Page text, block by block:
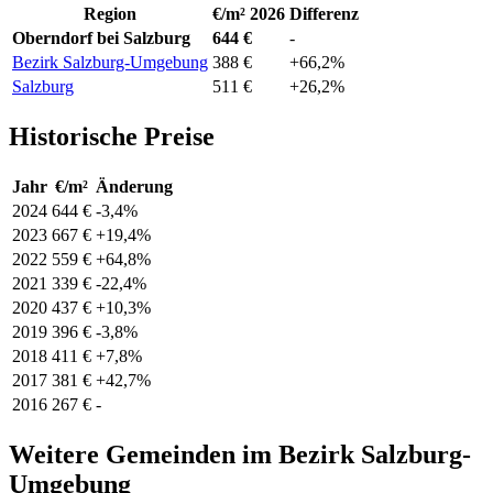
Region €/m² 2026 Differenz
Oberndorf bei Salzburg
644 €
-
Bezirk Salzburg-Umgebung 388 €
+66,2%
Salzburg
511 € +26,2%
Historische Preise
Jahr €/m² Änderung
2024 644 € -3,4%
2023 667 € +19,4%
2022 559 € +64,8%
2021 339 € -22,4%
2020 437 € +10,3%
2019 396 € -3,8%
2018 411 € +7,8%
2017 381 € +42,7%
2016 267 € -
Weitere Gemeinden im Bezirk Salzburg-
Umgebung